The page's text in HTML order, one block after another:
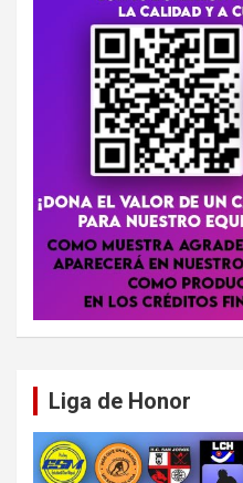
Liga de Honor